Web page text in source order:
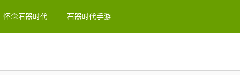
怀念石器时代 石器时代手游